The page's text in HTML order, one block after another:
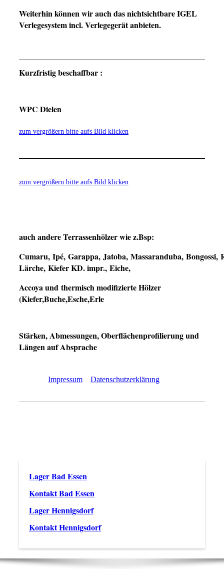
Weiterhin können wir auch das nichtsichtbare IGEL
Verlegesystem incl. Verlegegerät anbieten.
Kurzfristig beschaffbar :
WPC Dielen
zum vergrößern bitte aufs Bild klicken
zum vergrößern bitte aufs Bild klicken
auch andere Terrassenhölzer wie z.Bsp:
Cumaru, Ipé, Garappa, Jatoba, Massaranduba, Bongossi,
Lärche, Kiefer KD. impr., Eiche,
Accoya und thermisch modifizierte Hölzer
(Kiefer,Buche,Esche,Erle
Stärken, Abmessungen, Oberflächenprofilierung und
Längen auf Absprache
Impressum/ Datenschutzerklärung
Lager Bad Essen
Kontakt Bad Essen
Lager Hennigsdorf
Kontakt Hennigsdorf